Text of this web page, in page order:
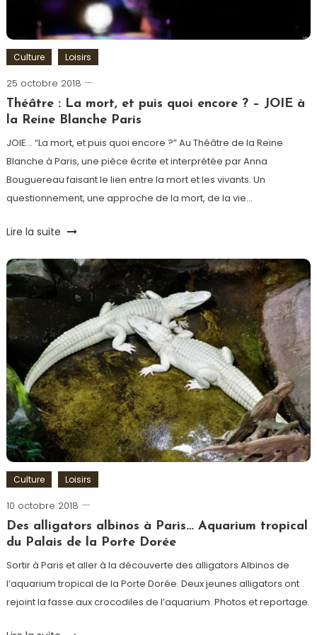
Culture Loisirs
25 octobre 2018
Romain-
Paris
Théâtre : La mort, et puis quoi encore ? – JOIE à
la Reine Blanche Paris
JOIE… “La mort, et puis quoi encore ?” Au Théâtre de la Reine
Blanche à Paris, une pièce écrite et interprétée par Anna
Bouguereau faisant le lien entre la mort et les vivants. Un
questionnement, une approche de la mort, de la vie…
Tagged
Bouguereau,
La
Reine
Blanche
Mort
Sortir
à
Paris,
Théâtre
Lire la suite
Culture Loisirs
10 octobre 2018
Romain-
Paris
Des alligators albinos à Paris… Aquarium tropical
du Palais de la Porte Dorée
Sortir à Paris et aller à la découverte des alligators Albinos de
l’aquarium tropical de la Porte Dorée. Deux jeunes alligators ont
rejoint la fasse aux crocodiles de l’aquarium. Photos et reportage.